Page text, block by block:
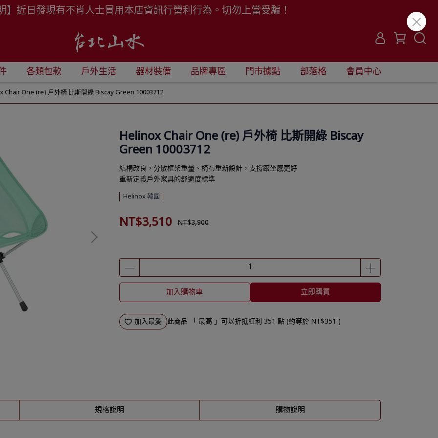
】近日發現有不肖人士冒用本店資訊行營利行為。切勿上當受騙！
各類包款 戶外生活 器材裝備 品牌專區 門市據點 部落格 會員中心
Chair One (re) 戶外椅 比斯開綠 Biscay Green 10003712
Helinox Chair One (re) 戶外椅 比斯開綠 Biscay
Green 10003712
結構改良，分散框架重量、椅布重新設計，支撐跟坐感更好
重新定義戶外家具的舒適度標準
Helinox 韓國
NT$3,510 NT$3,900
加入購物車 立即購買
加入最愛 此商品 「 最高 」可以折抵紅利 351 點 (約等於 NT$351 )
規格說明 購物說明